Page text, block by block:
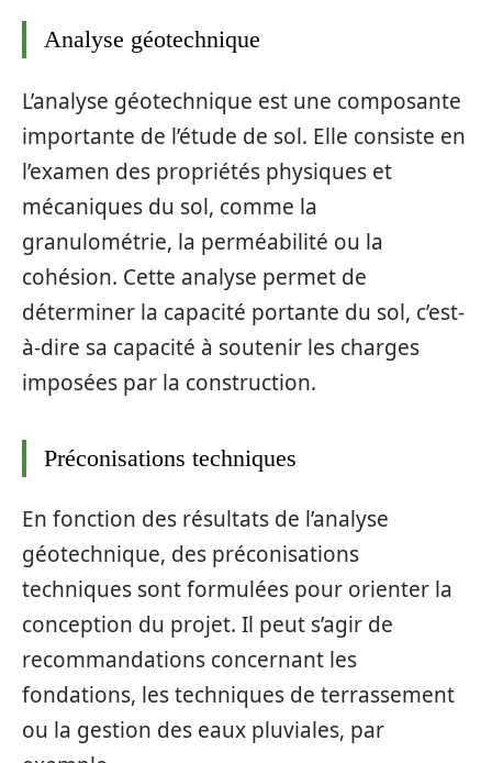
Analyse géotechnique
L’analyse géotechnique est une composante
importante de l’étude de sol. Elle consiste en
l’examen des propriétés physiques et
mécaniques du sol, comme la
granulométrie, la perméabilité ou la
cohésion. Cette analyse permet de
déterminer la capacité portante du sol, c’est-
à-dire sa capacité à soutenir les charges
imposées par la construction.
Préconisations techniques
En fonction des résultats de l’analyse
géotechnique, des préconisations
techniques sont formulées pour orienter la
conception du projet. Il peut s’agir de
recommandations concernant les
fondations, les techniques de terrassement
ou la gestion des eaux pluviales, par